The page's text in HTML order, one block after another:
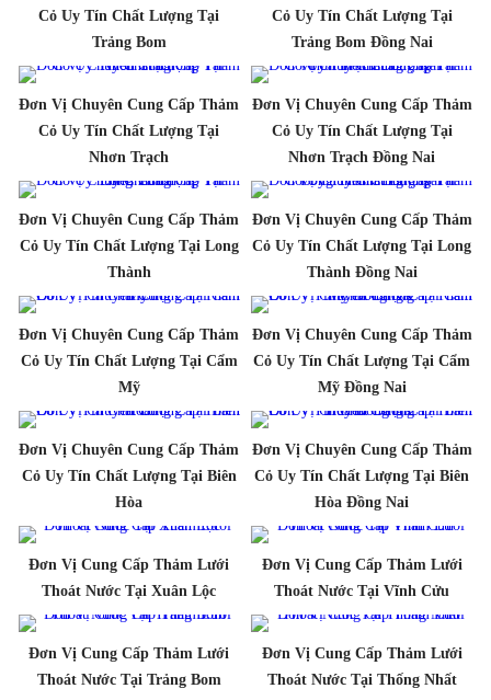
Cỏ Uy Tín Chất Lượng Tại
Trảng Bom
Cỏ Uy Tín Chất Lượng Tại
Trảng Bom Đồng Nai
Đơn Vị Chuyên Cung Cấp Thảm
Cỏ Uy Tín Chất Lượng Tại
Nhơn Trạch
Đơn Vị Chuyên Cung Cấp Thảm
Cỏ Uy Tín Chất Lượng Tại
Nhơn Trạch Đồng Nai
Đơn Vị Chuyên Cung Cấp Thảm
Cỏ Uy Tín Chất Lượng Tại Long
Thành
Đơn Vị Chuyên Cung Cấp Thảm
Cỏ Uy Tín Chất Lượng Tại Long
Thành Đồng Nai
Đơn Vị Chuyên Cung Cấp Thảm
Cỏ Uy Tín Chất Lượng Tại Cẩm
Mỹ
Đơn Vị Chuyên Cung Cấp Thảm
Cỏ Uy Tín Chất Lượng Tại Cẩm
Mỹ Đồng Nai
Đơn Vị Chuyên Cung Cấp Thảm
Cỏ Uy Tín Chất Lượng Tại Biên
Hòa
Đơn Vị Chuyên Cung Cấp Thảm
Cỏ Uy Tín Chất Lượng Tại Biên
Hòa Đồng Nai
Đơn Vị Cung Cấp Thảm Lưới
Thoát Nước Tại Xuân Lộc
Đơn Vị Cung Cấp Thảm Lưới
Thoát Nước Tại Vĩnh Cửu
Đơn Vị Cung Cấp Thảm Lưới
Thoát Nước Tại Trảng Bom
Đơn Vị Cung Cấp Thảm Lưới
Thoát Nước Tại Thống Nhất